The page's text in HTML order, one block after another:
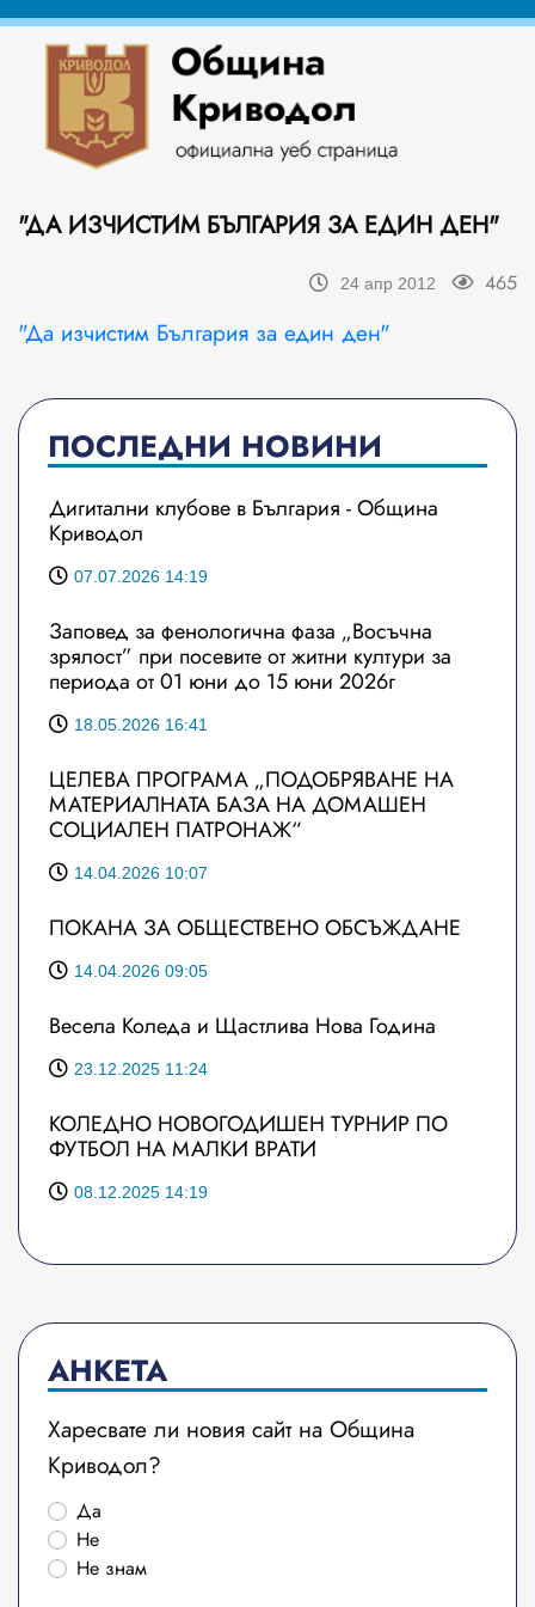
"ДА ИЗЧИСТИМ БЪЛГАРИЯ ЗА ЕДИН ДЕН"
24 апр 2012 465
"Да изчистим България за един ден"
ПОСЛЕДНИ НОВИНИ
Дигитални клубове в България - Община
Криводол
07.07.2026 14:19
Заповед за фенологична фаза „Восъчна
зрялост” при посевите от житни култури за
периода от 01 юни до 15 юни 2026г
18.05.2026 16:41
ЦЕЛЕВА ПРОГРАМА „ПОДОБРЯВАНЕ НА
МАТЕРИАЛНАТА БАЗА НА ДОМАШЕН
СОЦИАЛЕН ПАТРОНАЖ“
14.04.2026 10:07
ПОКАНА ЗА ОБЩЕСТВЕНО ОБСЪЖДАНЕ
14.04.2026 09:05
Весела Коледа и Щастлива Нова Година
23.12.2025 11:24
КОЛЕДНО НОВОГОДИШЕН ТУРНИР ПО
ФУТБОЛ НА МАЛКИ ВРАТИ
08.12.2025 14:19
АНКЕТА
Харесвате ли новия сайт на Община
Криводол?
Да
Не
Не знам